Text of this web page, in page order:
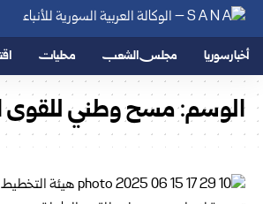
أخبار سوريا مجلس الشعب محليات
الوسم:مسح وطني للقوى